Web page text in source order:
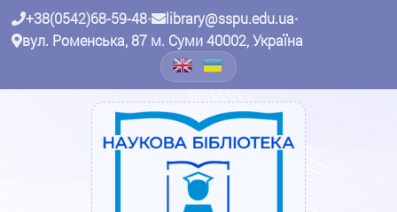
+38(0542)68-59-48• library@sspu.edu.ua•
вул. Роменська, 87 м. Суми 40002, Україна